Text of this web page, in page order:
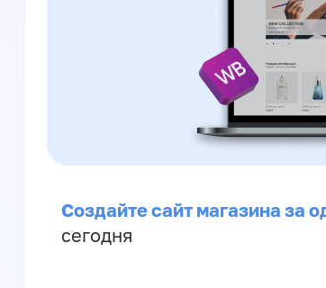
Создайте сайт магазина за
сегодня